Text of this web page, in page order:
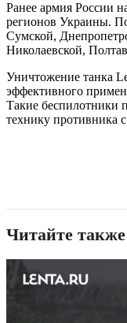
Ранее армия России
регионов Украины.
Сумской,
Николаевской,
Уничтожение танка
эффективного
Такие беспилотники
технику противника
Читайте также